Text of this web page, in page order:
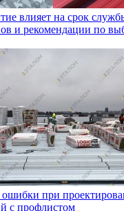
влияет на срок
и рекомендации по
при
с профлистом